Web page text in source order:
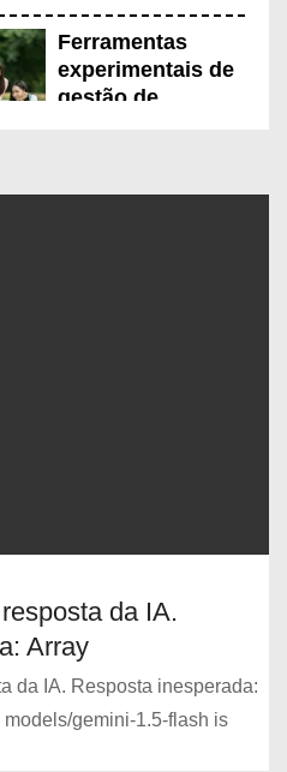
Ferramentas
experimentais de
gestão de
O que é Ciência
científica
Curiosidades
sobre a Ciência
da Informação
da IA.
Array
da IA. Resposta inesperada:
models/gemini-1.5-flash is